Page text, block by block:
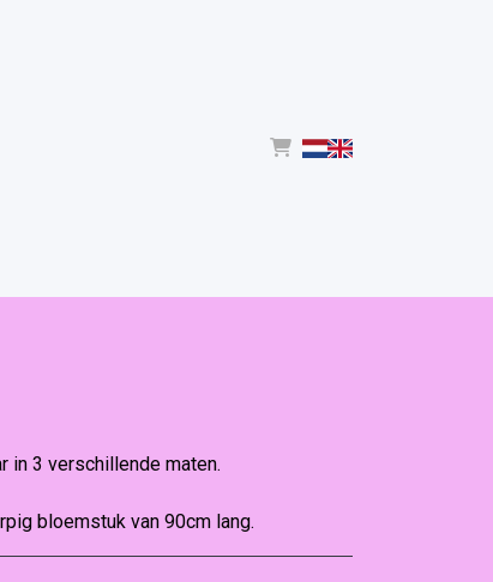
in 3 verschillende maten.
bloemstuk van 90cm lang.